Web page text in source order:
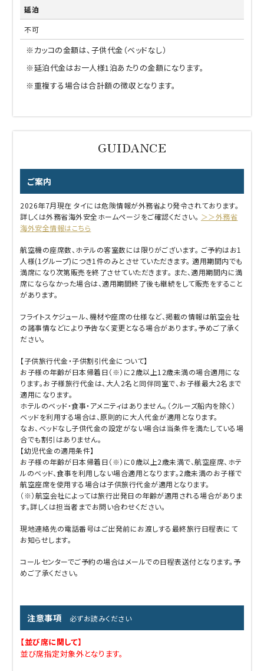
延泊
不可
※カッコの金額は、子供代金（ベッドなし）
※延泊代金はお一人様1泊あたりの金額になります。
※重複する場合は合計額の徴収となります。
ご案内
2026年7月現在 タイには危険情報が外務省より発令されております。
詳しくは外務省海外安全ホームページをご確認ください。 ＞＞外務省
海外安全情報はこちら
航空機の座席数、ホテルの客室数には限りがございます。 ご予約はお1
人様(1グループ)につき1件のみとさせていただきます。 適用期間内でも
満席になり次第販売を終了させていただきます。 また、適用期間内に満
席にならなかった場合は、適用期間終了後も継続をして販売をすること
があります。
フライトスケジュール、機材や座席の仕様など、掲載の情報は航空会社
の諸事情などにより予告なく変更となる場合があります。予めご了承く
ださい。
【子供旅行代金・子供割引代金について】
お子様の年齢が日本帰着日（※）に2歳以上12歳未満の場合適用にな
ります。お子様旅行代金は、大人2名と同伴同室で、お子様最大2名まで
適用になります。
ホテルのベッド・食事・アメニティはありません。（クルーズ船内を除く）
ベッドを利用する場合は、原則的に大人代金が適用となります。
なお、ベッドなし子供代金の設定がない場合は当条件を満たしている場
合でも割引はありません。
【幼児代金の適用条件】
お子様の年齢が日本帰着日（※）に0歳以上2歳未満で、航空座席、ホテ
ルのベッド、食事を利用しない場合適用となります。2歳未満のお子様で
航空座席を使用する場合は子供旅行代金が適用となります。
（※）航空会社によっては旅行出発日の年齢が適用される場合がありま
す。詳しくは担当者までお問い合わせください。
現地連絡先の電話番号はご出発前にお渡しする最終旅行日程表にて
お知らせします。
コールセンターでご予約の場合はメールでの日程表送付となります。予
めご了承ください。
注意事項 必ずお読みください
【並び席に関して】
並び席指定対象外となります。